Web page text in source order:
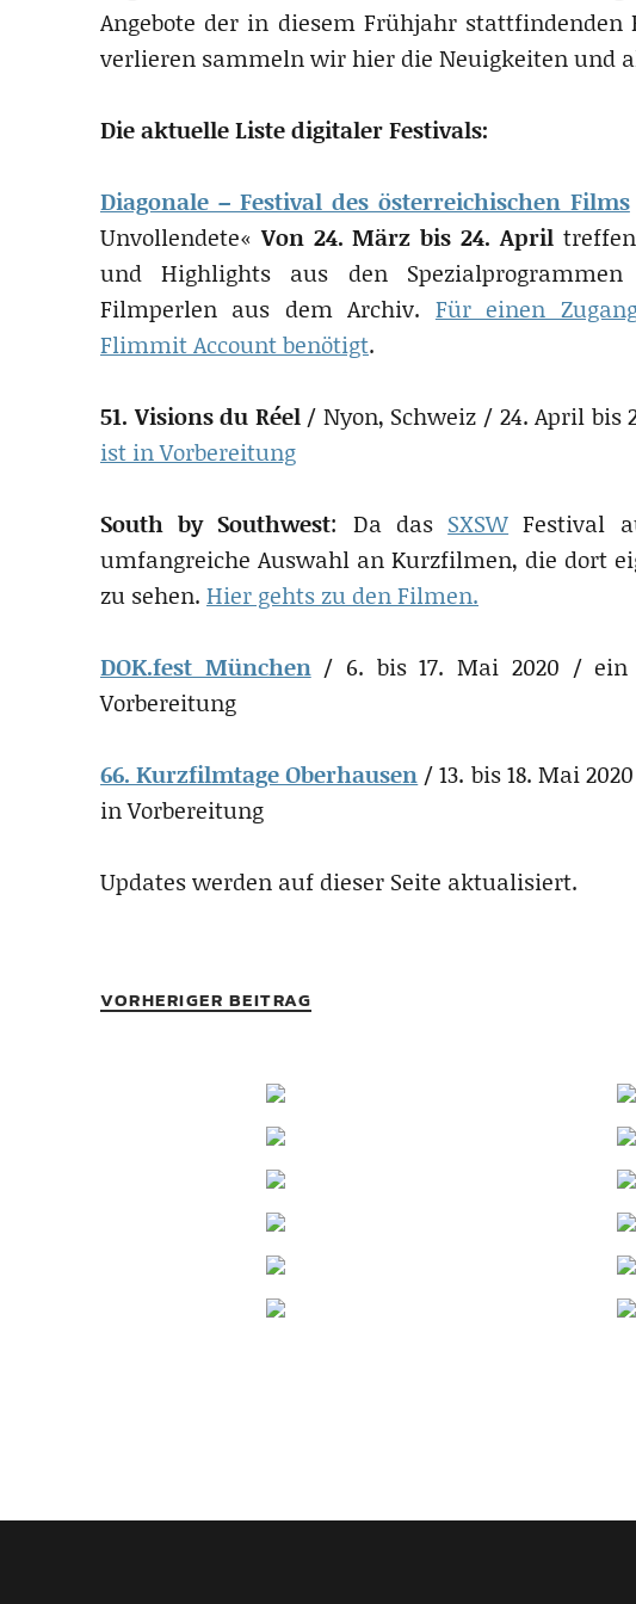
Angebote der in diesem Frühjahr
verlieren sammeln wir hier die Neuigkeiten und
Die aktuelle Liste digitaler Festivals:
Diagonale – Festival des öster­rei­chi­schen Films
Unvollendete«Von 24. März bis 24. Apriltreffen
und Highlights aus den Spezialprogrammen
Filmperlen aus dem Archiv. Für einen
Flimmit Account benötigt.
51. Visions du Réel/ Nyon, Schweiz / 24. April bis
ist in Vorbe­rei­tung
South by Southwest: Da das SXSW Festival
umfangreiche Auswahl an Kurzfilmen, die dort
zu sehen. Hier gehts zu den Filmen.
DOK.fest München/ 6. bis 17. Mai 2020 / ein
Vorbereitung
66. Kurz­film­tage Ober­hausen / 13. bis 18. Mai
in Vorbereitung
Updates werden auf dieser Seite aktualisiert.
VORHERIGER BEITRAG